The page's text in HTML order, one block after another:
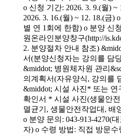
o 신청 기간: 2026. 3. 9.(월) ~
2026. 3. 16.(월) ~ 12. 18.(금
별 연 1회에 한함) o 분양 신
원온라인분양창구(http://
2. 분양절차 안내 참조)
서(분양신청자는 강의를 담
&middot; 병원체자원 관리
의계획서(자유양식, 강의를
&middot; 시설 사진* 또는 연
확인서 * 시설 사진(생물안
멸균기, 생물안전작업대, 배
o 분양 문의: 043-913-4270(
자) o 수령 방법: 직접 방문